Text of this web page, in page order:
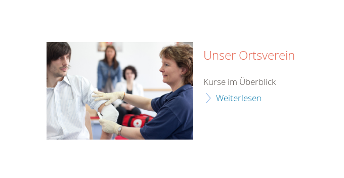
Unser Ortsverein
Kurse im Überblick
Weiterlesen